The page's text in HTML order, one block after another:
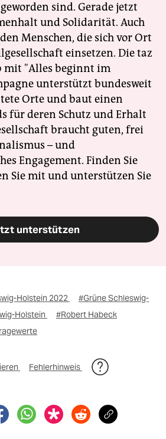
sind. Gerade jetzt
und Solidarität. Auch
Menschen, die sich vor Ort
einsetzen. Die taz
mit "Alles beginnt im
unterstützt bundesweit
Orte und baut einen
für deren Schutz und Erhalt
braucht guten, frei
– und
Engagement. Finden Sie
Sie mit und unterstützen Sie
unterstützen
Holstein 2022
#Grüne Schleswig-
Holstein
#Robert Habeck
Fehlerhinweis